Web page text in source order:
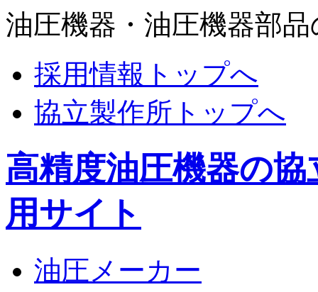
油圧機器・油圧機器部
採用情報トップへ
協立製作所トップへ
高精度油圧機器の
用サイト
油圧メーカー